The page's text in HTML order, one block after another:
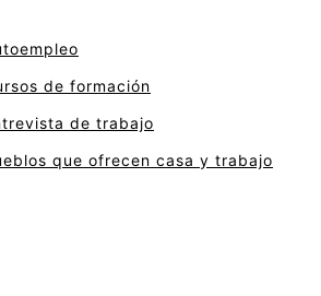
de formación
de trabajo
que ofrecen casa y trabajo